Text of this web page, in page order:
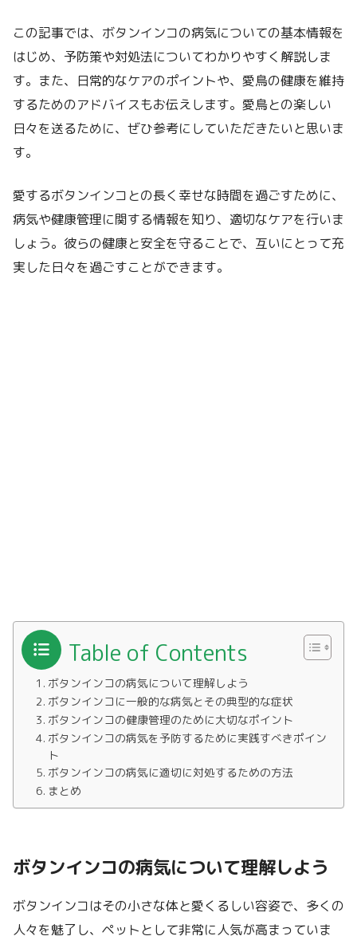
この記事では、ボタンインコの病気についての基本情報を
はじめ、予防策や対処法についてわかりやすく解説しま
す。また、日常的なケアのポイントや、愛鳥の健康を維持
するためのアドバイスもお伝えします。愛鳥との楽しい
日々を送るために、ぜひ参考にしていただきたいと思いま
す。
愛するボタンインコとの長く幸せな時間を過ごすために、
病気や健康管理に関する情報を知り、適切なケアを行いま
しょう。彼らの健康と安全を守ることで、互いにとって充
実した日々を過ごすことができます。
Table of Contents
ボタンインコの病気について理解しよう
ボタンインコに一般的な病気とその典型的な症状
ボタンインコの健康管理のために大切なポイント
ボタンインコの病気を予防するために実践すべきポイン
ト
ボタンインコの病気に適切に対処するための方法
まとめ
ボタンインコの病気について理解しよう
ボタンインコはその小さな体と愛くるしい容姿で、多くの
人々を魅了し、ペットとして非常に人気が高まっていま